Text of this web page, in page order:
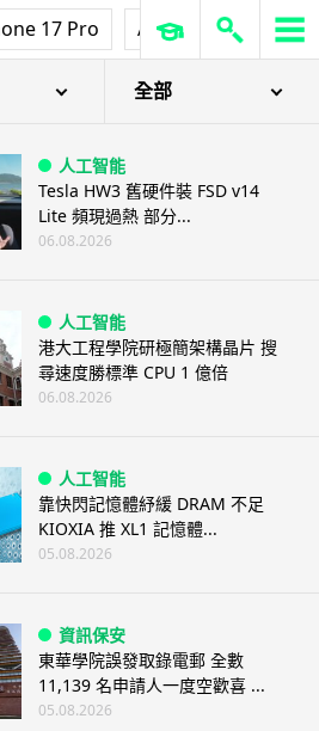
17 Pro AirPods Pro 3
全部
人工智能
Tesla HW3 舊硬件裝 FSD v14
Lite 頻現過熱 部分...
06.08.2026
人工智能
港大工程學院研極簡架構晶片 搜
尋速度勝標準 CPU 1 億倍
06.08.2026
人工智能
靠快閃記憶體紓緩 DRAM 不足
KIOXIA 推 XL1 記憶體...
05.08.2026
資訊保安
東華學院誤發取錄電郵 全數
11,139 名申請人一度空歡喜 ...
05.08.2026